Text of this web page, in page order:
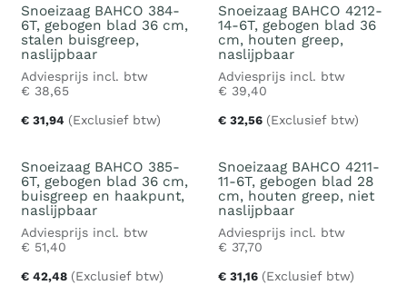
Snoeizaag BAHCO 384-
6T, gebogen blad 36 cm,
stalen buisgreep,
naslijpbaar
€ 31,94 (Exclusief btw)
Adviesprijs incl. btw
€ 38,65
Snoeizaag BAHCO 4212-
14-6T, gebogen blad 36
cm, houten greep,
naslijpbaar
€ 32,56 (Exclusief btw)
Adviesprijs incl. btw
€ 39,40
Snoeizaag BAHCO 385-
6T, gebogen blad 36 cm,
buisgreep en haakpunt,
naslijpbaar
€ 42,48 (Exclusief btw)
Adviesprijs incl. btw
€ 51,40
Snoeizaag BAHCO 4211-
11-6T, gebogen blad 28
cm, houten greep, niet
naslijpbaar
€ 31,16 (Exclusief btw)
Adviesprijs incl. btw
€ 37,70